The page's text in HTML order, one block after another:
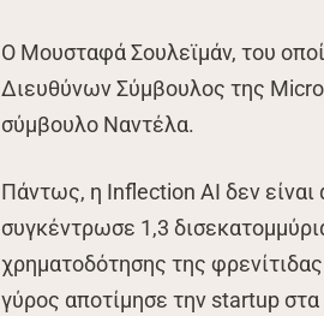
Ο Μουσταφά Σουλεϊμάν, του
Διευθύνων Σύμβουλος της
σύμβουλο Ναντέλα.
Πάντως, η Inflection AI δεν
συγκέντρωσε 1,3
χρηματοδότησης της
γύρος αποτίμησε την startup